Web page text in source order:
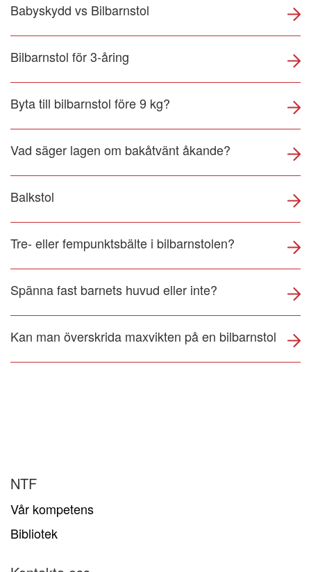
Babyskydd vs Bilbarnstol
Bilbarnstol för 3-åring
Byta till bilbarnstol före 9 kg?
Vad säger lagen om bakåtvänt åkande?
Balkstol
Tre- eller fempunktsbälte i bilbarnstolen?
Spänna fast barnets huvud eller inte?
Kan man överskrida maxvikten på en bilbarnstol
NTF
Vår kompetens
Bibliotek